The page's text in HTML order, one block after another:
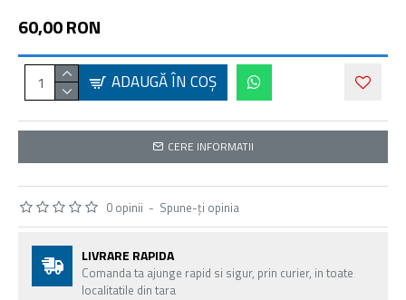
0 opinii - Spune-ţi opinia
60,00 RON
ADAUGĂ ÎN COŞ
CERE INFORMATII
LIVRARE RAPIDA
Comanda ta ajunge rapid si sigur, prin curier, in toate
localitatile din tara